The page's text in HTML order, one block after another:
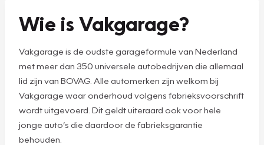
Wie is Vakgarage?
Vakgarage is de oudste garageformule van Nederland
met meer dan 350 universele autobedrijven die allemaal
lid zijn van BOVAG. Alle automerken zijn welkom bij
Vakgarage waar onderhoud volgens fabrieksvoorschrift
wordt uitgevoerd. Dit geldt uiteraard ook voor hele
jonge auto’s die daardoor de fabrieksgarantie
behouden.